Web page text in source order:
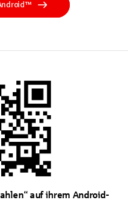
auf ihrem Android-